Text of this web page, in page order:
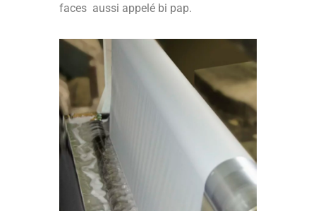
faces aussi appelé bi pap.